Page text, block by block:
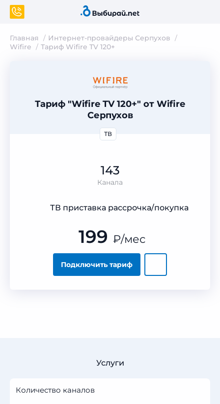
Главная
Интернет-провайдеры Серпухов
Wifire
Тариф Wifire TV 120+
Тариф "Wifire TV 120+" от Wifire
Серпухов
ТВ
143
Канала
ТВ приставка рассрочка/покупка
Подключить тариф
199 ₽/мес
Услуги
Количество каналов